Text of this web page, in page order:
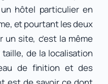
hôtel particulier en
et pourtant les deux
un site, c’est la même
de la localisation
de finition et des